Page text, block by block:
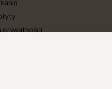
prywatności